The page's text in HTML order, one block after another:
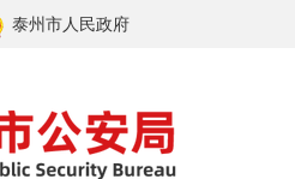
泰州市人民政府